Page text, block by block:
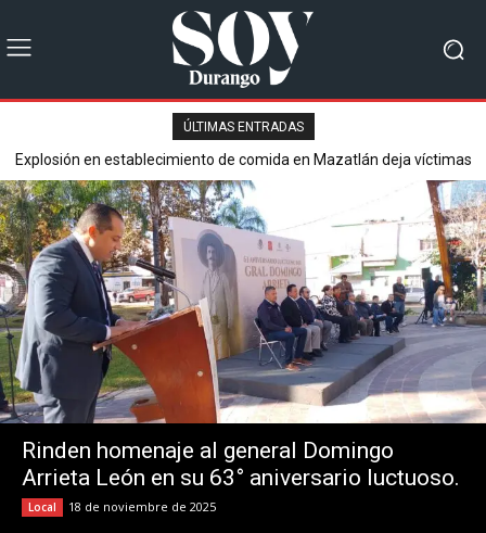
ÚLTIMAS ENTRADAS
Explosión en establecimiento de comida en Mazatlán deja víctimas
mortales y varios heridos.
Secretaría de Seguridad Pública reporta saldo blanco en operativo
del Buen Fin 2025.
Rinden homenaje al general Domingo
Arrieta León en su 63° aniversario luctuoso.
Local 18 de noviembre de 2025